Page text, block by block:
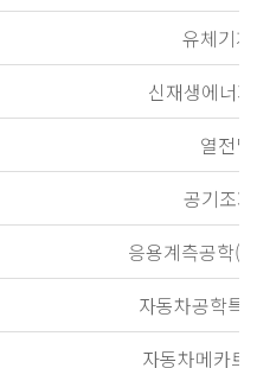
유체기
신재생에너
열전
공기조
응용계측공학
자동차공학
자동차메카